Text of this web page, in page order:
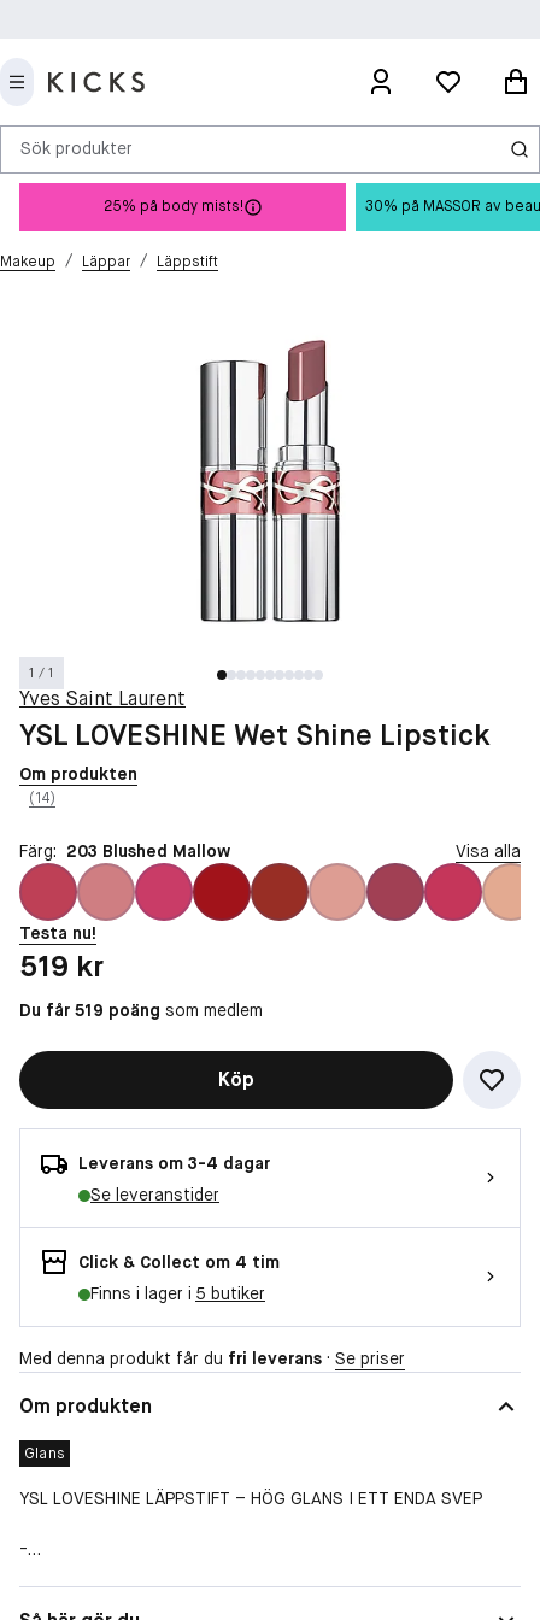
Sök produkter
25% på body mists! 30% på MASSOR av
Makeup / Läppar / Läppstift
1 / 1
Yves Saint Laurent
YSL LOVESHINE Wet Shine Lipstick
Om produkten
(14)
Färg: 203 Blushed Mallow Visa alla
Testa nu!
Pris: 519 kr
519 kr
Du får 519 poäng som medlem
Köp
Leverans om 3-4 dagar
Se leveranstider
Click & Collect om 4 tim
Finns i lager i 5 butiker
Med denna produkt får du fri leverans · Se priser
Om produkten
Glans
YSL LOVESHINE LÄPPSTIFT – HÖG GLANS I ETT ENDA SVEP
-